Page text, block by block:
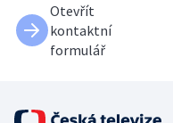
Otevřít
kontaktní
formulář